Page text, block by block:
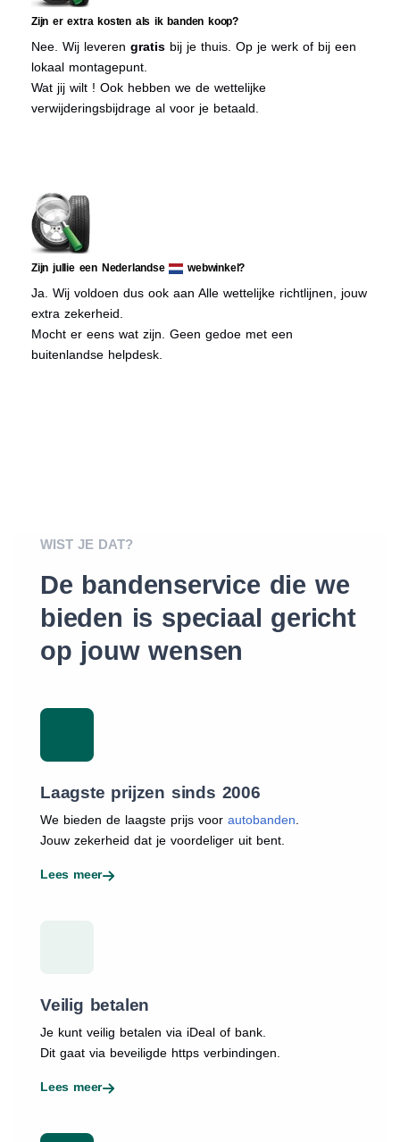
Zijn er extra kosten als ik banden koop?
Nee. Wij leveren gratis bij je thuis. Op je werk of bij een
lokaal montagepunt.
Wat jij wilt ! Ook hebben we de wettelijke
verwijderingsbijdrage al voor je betaald.
Zijn jullie een Nederlandse webwinkel?
Ja. Wij voldoen dus ook aan Alle wettelijke richtlijnen, jouw
extra zekerheid.
Mocht er eens wat zijn. Geen gedoe met een
buitenlandse helpdesk.
WIST JE DAT?
De bandenservice die we
bieden is speciaal gericht
op jouw wensen
Laagste prijzen sinds 2006
We bieden de laagste prijs voor autobanden
Jouw zekerheid dat je voordeliger uit bent.
Lees meer
Veilig betalen
Je kunt veilig betalen via iDeal of bank.
Dit gaat via beveiligde https verbindingen.
Lees meer